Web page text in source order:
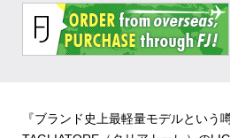
『ブランド史上最軽量モデルという